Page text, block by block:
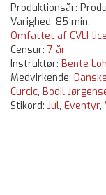
Produktionsår:
Varighed: 85 min.
Omfattet af CVLI-
Censur: 7 år
Instruktør: Bente
Medvirkende:
Curcic, Bodil
Stikord: Jul, Eventyr,